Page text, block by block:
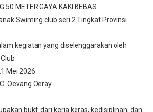
50 METER GAYA KAKI BEBAS
Swiming club seri 2 Tingkat Provinsi
kegiatan yang diselenggarakan oleh
Mei 2026
Oevang Oeray
bukti dari kerja keras, kedisiplinan, dan